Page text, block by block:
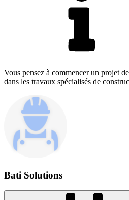
Vous pensez à commencer un projet
dans les travaux spécialisés de
Bati Solutions